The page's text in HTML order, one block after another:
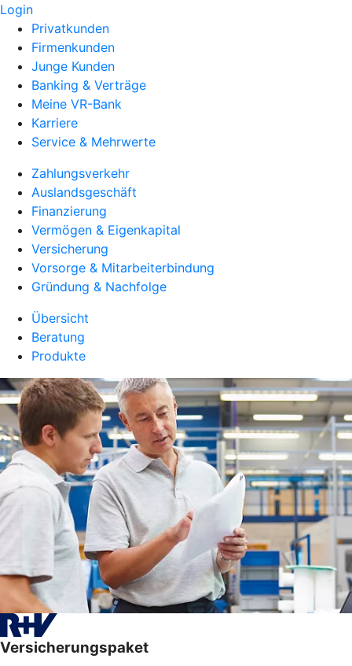
Login
Privatkunden
Firmenkunden
Junge Kunden
Banking & Verträge
Meine VR-Bank
Karriere
Service & Mehrwerte
Zahlungsverkehr
Auslandsgeschäft
Finanzierung
Vermögen & Eigenkapital
Versicherung
Vorsorge & Mitarbeiterbindung
Gründung & Nachfolge
Übersicht
Beratung
Produkte
Versicherungspaket